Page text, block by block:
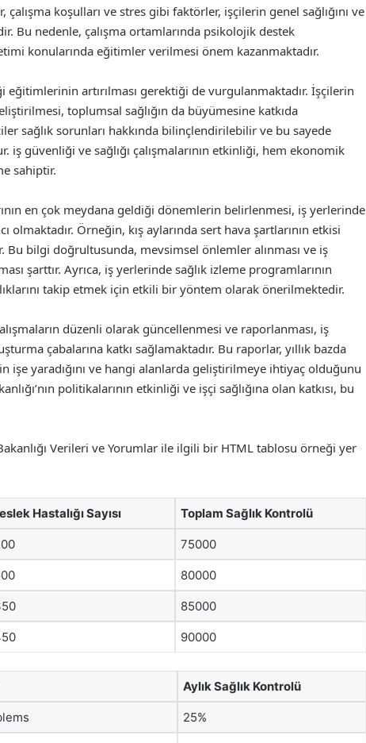
koşulları ve stres gibi faktörler, işçilerin genel sağlığını ve
Bu nedenle, çalışma ortamlarında psikolojik destek
konularında eğitimler verilmesi önem kazanmaktadır.
eğitimlerinin artırılması gerektiği de vurgulanmaktadır. İşçilerin
toplumsal sağlığın da büyümesine katkıda
sağlık sorunları hakkında bilinçlendirilebilir ve bu sayede
güvenliği ve sağlığı çalışmalarının etkinliği, hem ekonomik
sahiptir.
en çok meydana geldiği dönemlerin belirlenmesi, iş yerlerinde
olmaktadır. Örneğin, kış aylarında sert hava şartlarının etkisi
Bu bilgi doğrultusunda, mevsimsel önlemler alınması ve iş
şarttır. Ayrıca, iş yerlerinde sağlık izleme programlarının
takip etmek için etkili bir yöntem olarak önerilmektedir.
düzenli olarak güncellenmesi ve raporlanması, iş
çabalarına katkı sağlamaktadır. Bu raporlar, yıllık bazda
yaradığını ve hangi alanlarda geliştirilmeye ihtiyaç olduğunu
politikalarının etkinliği ve işçi sağlığına olan katkısı, bu
Bakanlığı Verileri ve Yorumlar ile ilgili bir HTML tablosu örneği yer
Hastalığı Sayısı Toplam Sağlık Kontrolü
75000
80000
85000
90000
Aylık Sağlık Kontrolü
25%